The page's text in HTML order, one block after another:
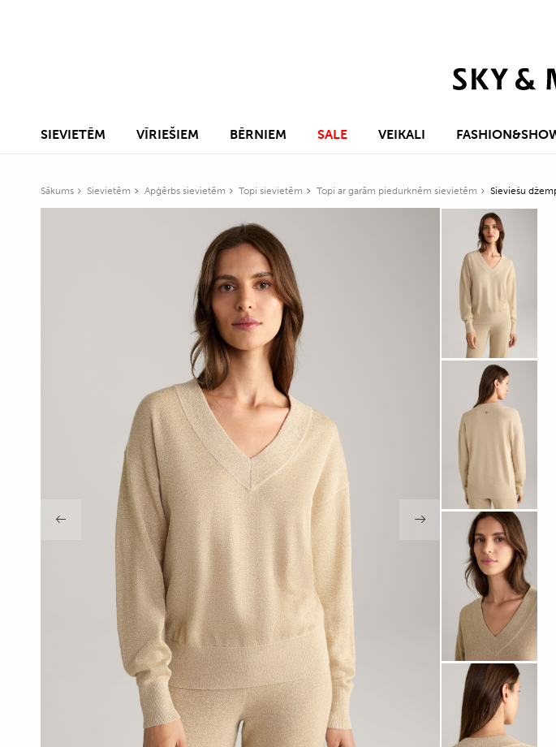
SIEVIETĒM VĪRIEŠIEM BĒRNIEM SALE VEIKALI
Sākums Sievietēm Apģērbs sievietēm Topi sievietēm Topi ar garām piedurknēm sievietēm Sieviešu